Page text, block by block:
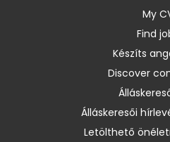
My
Find
Készíts
Discover
Álláskeresői
Letölthető